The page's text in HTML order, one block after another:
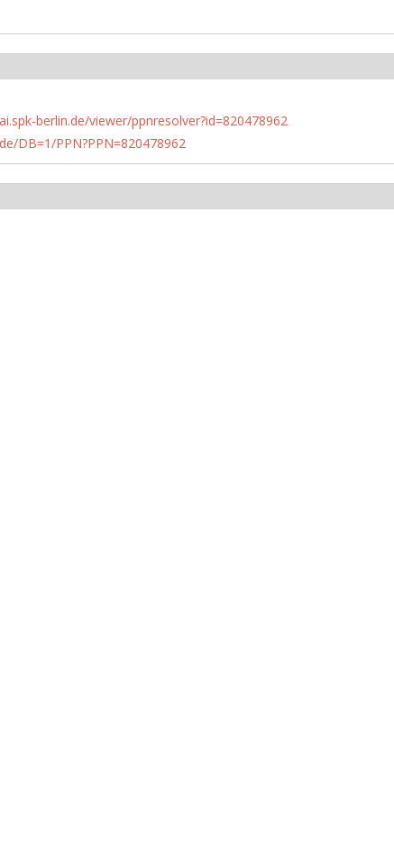
berlin.de/viewer/ppnresolver?id=820478962
DB=1/PPN?PPN=820478962